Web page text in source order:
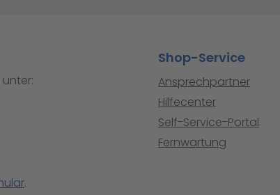
.
Shop-Service
Ansprechpartner
Hilfecenter
Self-Service-Portal
Fernwartung